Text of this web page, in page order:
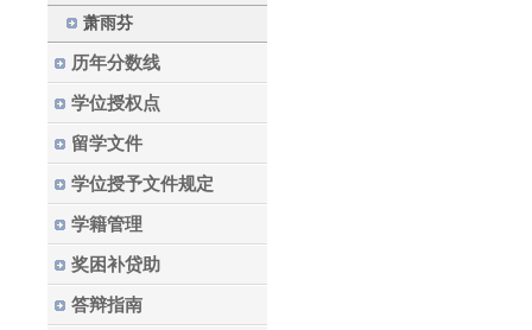
萧雨芬
历年分数线
学位授权点
留学文件
学位授予文件规定
学籍管理
奖困补贷助
答辩指南